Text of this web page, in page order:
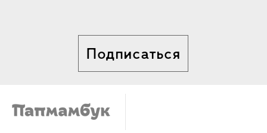
Подписаться